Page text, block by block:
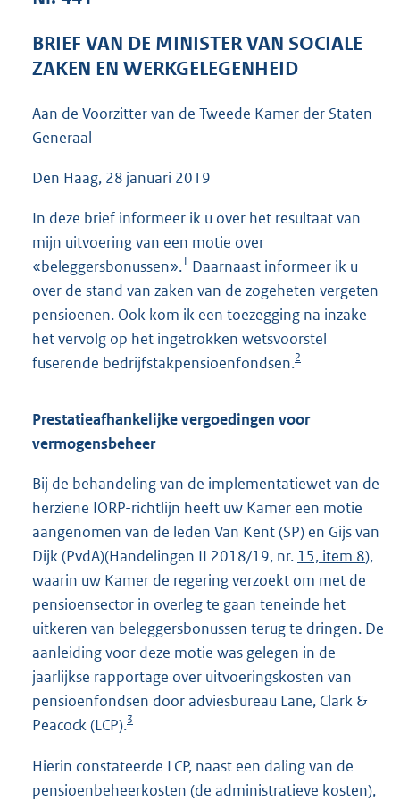
e
:
2
BRIEF VAN DE MINISTER VAN SOCIALE
ZAKEN EN WERKGELEGENHEID
Aan de Voorzitter van de Tweede Kamer der Staten-
Generaal
Den Haag, 28 januari 2019
In deze brief informeer ik u over het resultaat van
mijn uitvoering van een motie over
«beleggersbonussen».1 Daarnaast informeer ik u
over de stand van zaken van de zogeheten vergeten
pensioenen. Ook kom ik een toezegging na inzake
het vervolg op het ingetrokken wetsvoorstel
fuserende bedrijfstakpensioenfondsen.2
Prestatieafhankelijke vergoedingen voor
vermogensbeheer
Bij de behandeling van de implementatiewet van de
herziene IORP-richtlijn heeft uw Kamer een motie
aangenomen van de leden Van Kent (SP) en Gijs van
Dijk (PvdA)(Handelingen II 2018/19, nr. 15, item 8),
waarin uw Kamer de regering verzoekt om met de
pensioensector in overleg te gaan teneinde het
uitkeren van beleggersbonussen terug te dringen. De
aanleiding voor deze motie was gelegen in de
jaarlijkse rapportage over uitvoeringskosten van
pensioenfondsen door adviesbureau Lane, Clark &
Peacock (LCP).3
Hierin constateerde LCP, naast een daling van de
pensioenbeheerkosten (de administratieve kosten),